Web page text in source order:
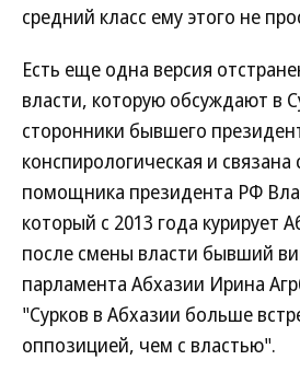
средний класс ему этого не
Есть еще одна версия
власти, которую обсуждают в
сторонники бывшего
конспирологическая и
помощника президента РФ
который с 2013 года курирует
после смены власти бывший
парламента Абхазии Ирина
"Сурков в Абхазии больше
оппозицией, чем с властью".